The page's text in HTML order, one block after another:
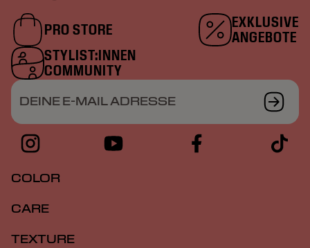
PRO STORE
EXKLUSIVE
ANGEBOTE
STYLIST:INNEN
COMMUNITY
DEINE E-MAIL ADRESSE
COLOR
CARE
TEXTURE